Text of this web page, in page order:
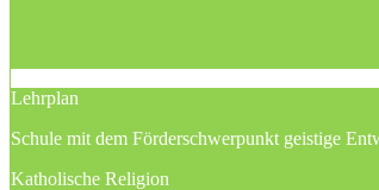
Lehrplan
Schule mit dem Förderschwerpunkt geistige
Katholische Religion